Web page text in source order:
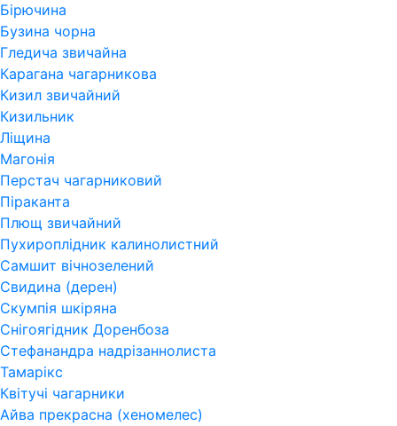
Бірючина
Бузина чорна
Гледича звичайна
Карагана чагарникова
Кизил звичайний
Кизильник
Ліщина
Магонія
Перстач чагарниковий
Піраканта
Плющ звичайний
Пухироплідник калинолистний
Самшит вічнозелений
Свидина (дерен)
Скумпія шкіряна
Снігоягідник Доренбоза
Стефанандра надрізаннолиста
Тамарікс
Квітучі чагарники
Айва прекрасна (хеномелес)